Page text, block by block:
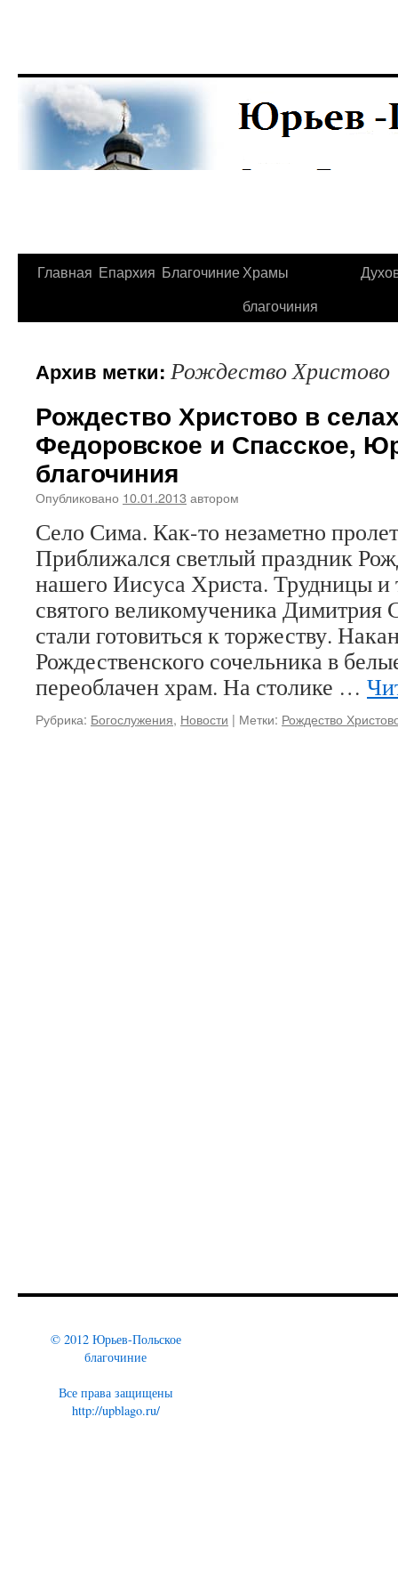
Перейти
Главная Епархия БлагочиниеХрамы
благочиния
Архив метки: Рождество Христово
Рождество Христово в
Федоровское и Спасское,
благочиния
Опубликовано 10.01.2013 автором
Село Сима. Как-то незаметно
Приближался светлый праздник
нашего Иисуса Христа. Трудницы и
святого великомученика Димитрия
стали готовиться к торжеству.
Рождественского сочельника в
переоблачен храм. На столике …
Рубрика: Богослужения, Новости | Метки: Рождество
© 2012 Юрьев-Польское
благочиние
Все права защищены
http://upblago.ru/